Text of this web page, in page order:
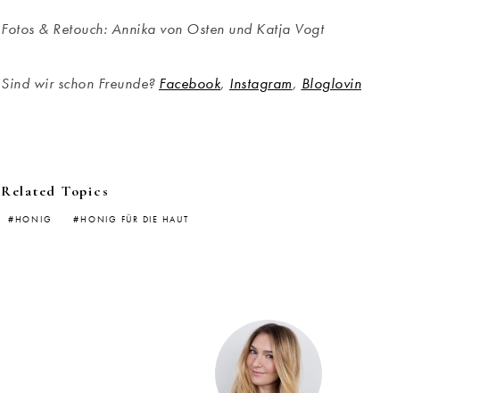
Fotos & Retouch: Annika von Osten und Katja Vogt
Sind wir schon Freunde? Facebook, Instagram, Bloglovin
Related Topics
HONIG HONIG FÜR DIE HAUT